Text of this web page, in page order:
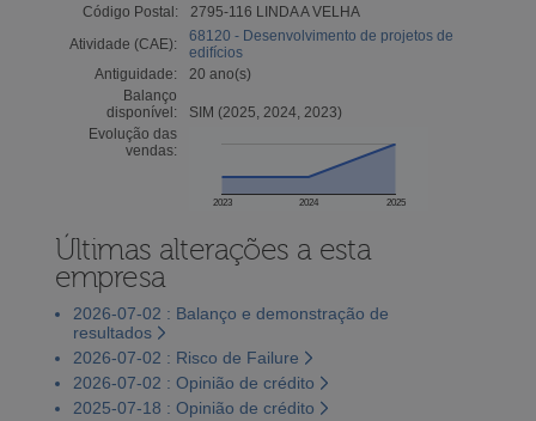
Código Postal:
2795-116 LINDA A VELHA
Atividade (CAE):
68120 - Desenvolvimento de projetos de
edifícios
Antiguidade:
20 ano(s)
Balanço
disponível:
SIM (2025, 2024, 2023)
Evolução das
vendas:
2023 2024 2025
Últimas alterações a esta
empresa
2026-07-02 : Balanço e demonstração de
resultados
2026-07-02 : Risco de Failure
2026-07-02 : Opinião de crédito
2025-07-18 : Opinião de crédito